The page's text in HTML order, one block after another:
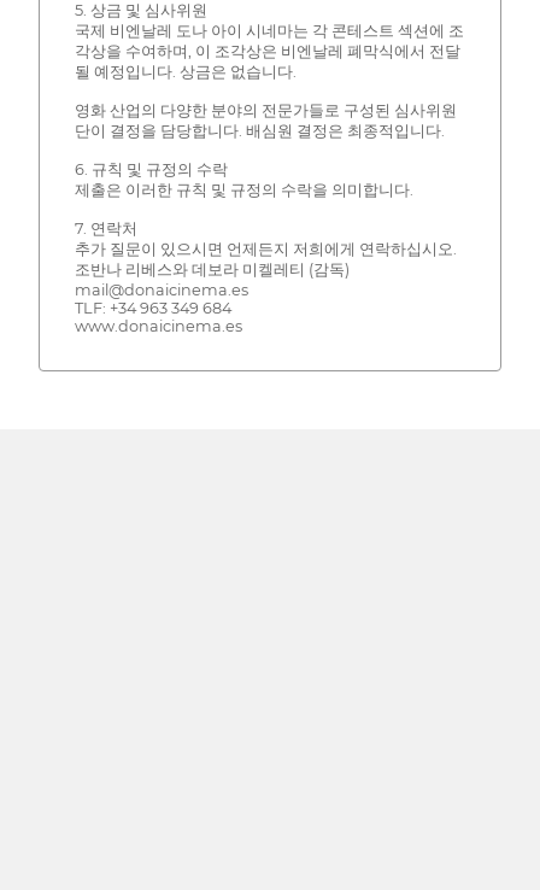
5. 상금 및 심사위원
국제 비엔날레 도나 아이 시네마는 각 콘테스트 섹션에 조
각상을 수여하며, 이 조각상은 비엔날레 폐막식에서 전달
될 예정입니다. 상금은 없습니다.
영화 산업의 다양한 분야의 전문가들로 구성된 심사위원
단이 결정을 담당합니다. 배심원 결정은 최종적입니다.
6. 규칙 및 규정의 수락
제출은 이러한 규칙 및 규정의 수락을 의미합니다.
7. 연락처
추가 질문이 있으시면 언제든지 저희에게 연락하십시오.
조반나 리베스와 데보라 미켈레티 (감독)
mail@donaicinema.es
TLF: +34 963 349 684
www.donaicinema.es